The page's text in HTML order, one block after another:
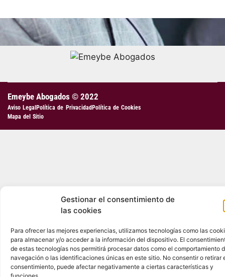
Gestionar el consentimiento de
las cookies
Para ofrecer las mejores experiencias, utilizamos tecnologías como las
para almacenar y/o acceder a la información del dispositivo. El
de estas tecnologías nos permitirá procesar datos como el comportamiento
navegación o las identificaciones únicas en este sitio. No consentir o retirar
consentimiento, puede afectar negativamente a ciertas características y
Emeybe Abogados © 2022
Aviso Legal Política de Privacidad Política de Cookies
Mapa del Sitio